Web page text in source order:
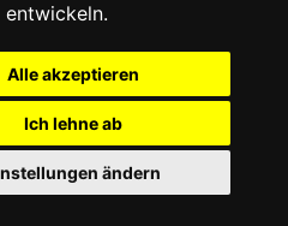
Alle akzeptieren
Ich lehne ab
ändern
26